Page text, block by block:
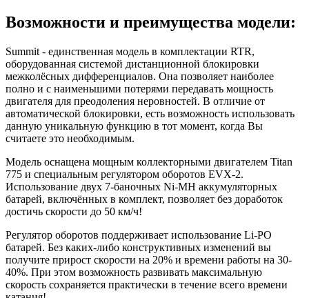
Возможности и преимущества модели:
Summit - единственная модель в комплектации RTR,
оборудованная системой дистанционной блокировки
межколёсных дифференциалов. Она позволяет наиболее
полно и с наименьшими потерями передавать мощность
двигателя для преодоления неровностей. В отличие от
автоматической блокировки, есть возможность использовать
данную уникальную функцию в тот момент, когда Вы
считаете это необходимым.
Модель оснащена мощным коллекторными двигателем Titan
775 и специальным регулятором оборотов EVX-2.
Использование двух 7-баночных Ni-MH аккумуляторных
батарей, включённых в комплект, позволяет без доработок
достичь скорости до 50 км/ч!
Регулятор оборотов поддерживает использование Li-PO
батарей. Без каких-либо конструктивных изменений вы
получите прирост скорости на 20% и времени работы на 30-
40%. При этом возможность развивать максимальную
скорость сохраняется практически в течение всего времени